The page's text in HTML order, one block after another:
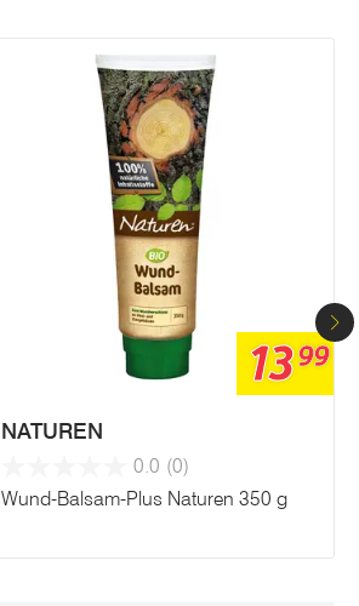
1399
NATUREN
0.0 (0)
Wund-Balsam-Plus Naturen 350 g